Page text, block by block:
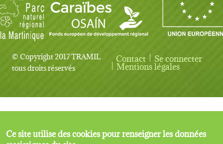
© Copyright 2017 TRAMIL
tous droits réservés
User account menu
Contact Se connecter
Mentions légales
Ce site utilise des cookies pour renseigner les données